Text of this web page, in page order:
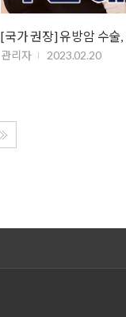
[국가 권장] 유방암 수술
관리자 2023.02.20